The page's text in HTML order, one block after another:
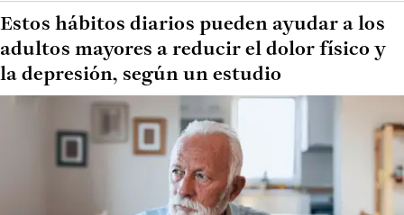
Estos hábitos diarios pueden ayudar a los
adultos mayores a reducir el dolor físico y
la depresión, según un estudio